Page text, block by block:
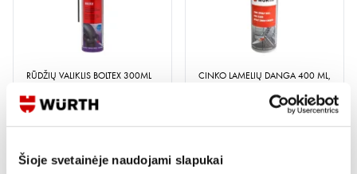
Šioje svetainėje naudojami slapukai
RŪDŽIŲ VALIKLIS BOLTEX 300ML
CINKO LAMELIŲ DANGA 400 ML,